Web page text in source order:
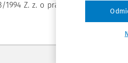
Z. z. o právnom postavení a